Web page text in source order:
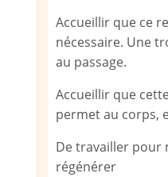
Accueillir que ce
nécessaire. Une
au passage.
Accueillir que
permet au corps,
De travailler pour
régénérer